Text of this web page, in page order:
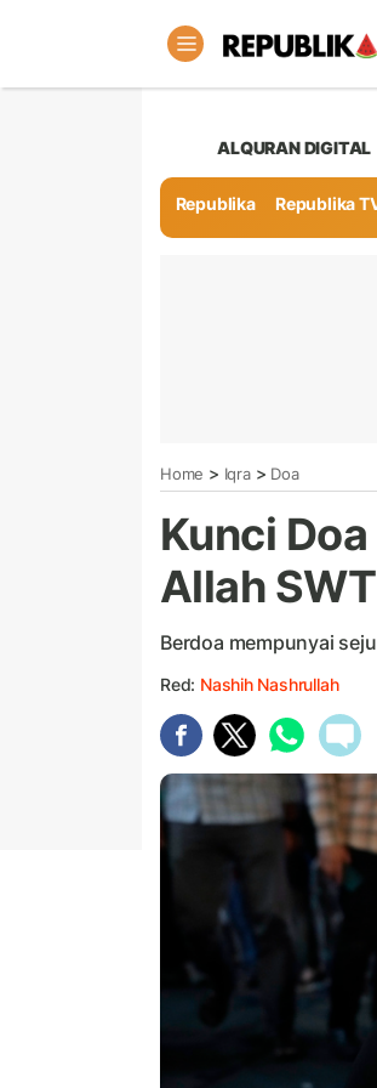
ALQURAN DIGITAL
Republika Republika
Home > Iqra> Doa
Kunci
Allah
Berdoa mempunyai
Red: Nashih Nashrullah